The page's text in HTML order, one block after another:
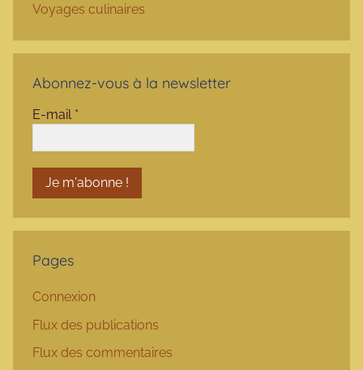
Voyages culinaires
Abonnez-vous à la newsletter
E-mail *
Pages
Connexion
Flux des publications
Flux des commentaires